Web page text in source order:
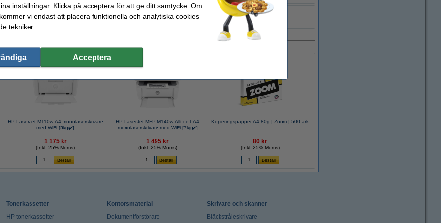
som slutar med ett "e" (M110we, M140we)!
ofta även dessa produkter!
HP LaserJet M110w A4 monolaserskrivare
med WiFi [5kg✔️]
1 175 kr
(Inkl. 25% Moms)
HP LaserJet MFP M140w Allt-i-ett A4
monolaserskrivare med WiFi [7kg✔️]
1 495 kr
(Inkl. 25% Moms)
Kopieringspapper A4 80g | Zoom | 500 ark
80 kr
(Inkl. 25% Moms)
Tonerkassetter
HP tonerkassetter
Kontorsmaterial
Dokumentförstörare
Skrivare och skanner
Bläckstråleskrivare
inställningar. Klicka på acceptera för att ge ditt samtycke. Om
vi endast att placera funktionella och analytiska cookies
tekniker.
Acceptera